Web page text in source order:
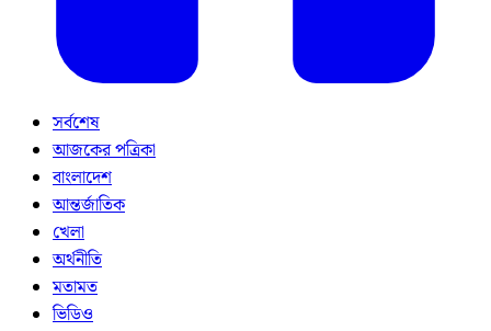
সর্বশেষ
আজকের পত্রিকা
বাংলাদেশ
আন্তর্জাতিক
খেলা
অর্থনীতি
মতামত
ভিডিও